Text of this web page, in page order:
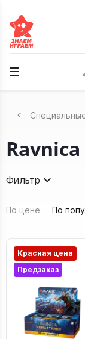
Фильтр
По цене По
Красная цена
Предзаказ